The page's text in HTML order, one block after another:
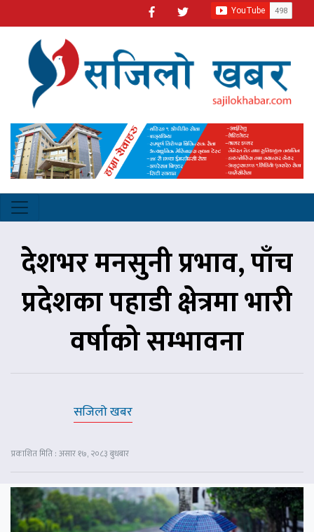
देशभर मनसुनी प्रभाव, पाँच
प्रदेशका पहाडी क्षेत्रमा भारी
वर्षाको सम्भावना
सजिलो खबर
प्रकाशित मिति : असार १७, २०८३ बुधबार